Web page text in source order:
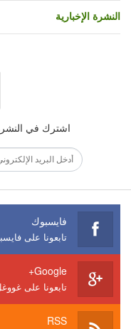
النشرة الإخبارية
اشترك في
فايسبوك
تابعونا على
Google+
تابعونا على
RSS